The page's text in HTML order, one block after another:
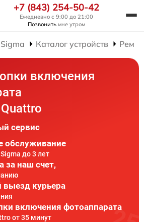
+7 (843) 254-50-42
Ежедневно с 9:00 до 21:00
Позвонить мне утром
Каталог устройств
включения
сервис
обслуживание
до 3 лет
за наш счет,
выезд курьера
включения фотоаппарата
от 35 минут